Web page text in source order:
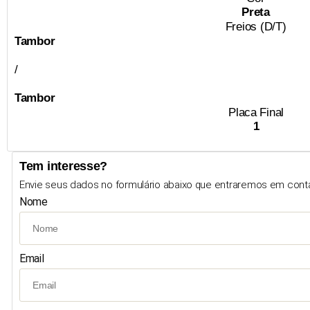
Preta
Freios (D/T)
Tambor
/
Tambor
Placa Final
1
Tem interesse?
Envie seus dados no formulário abaixo que entraremos em
Nome
Email